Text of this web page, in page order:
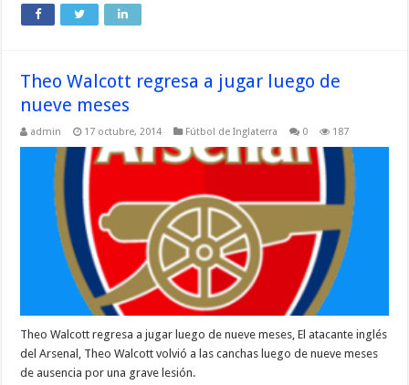
Theo Walcott regresa a jugar luego de
nueve meses
admin 17 octubre, 2014 Fútbol de Inglaterra 0 187
Theo Walcott regresa a jugar luego de nueve meses, El atacante inglés
del Arsenal, Theo Walcott volvió a las canchas luego de nueve meses
de ausencia por una grave lesión.